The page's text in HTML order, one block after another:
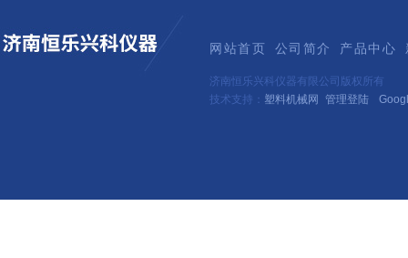
网站首页 公司简介 产品中心
济南恒乐兴科仪器有限公司版权所有
技术支持： 塑料机械网 管理登陆